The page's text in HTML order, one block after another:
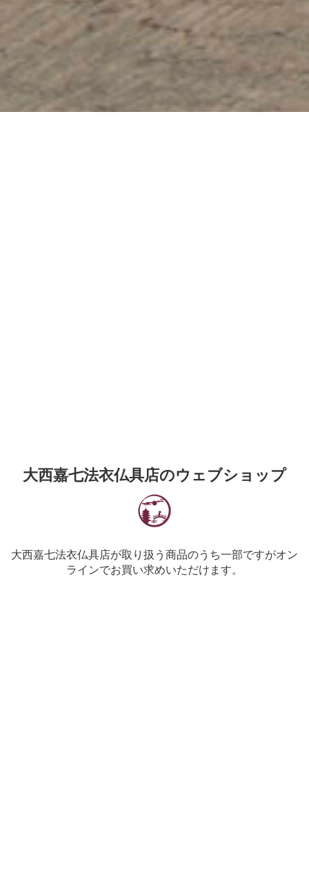
大西嘉七法衣仏具店のウェブショップ
大西嘉七法衣仏具店が取り扱う商品のうち一部ですがオン
ラインでお買い求めいただけます。